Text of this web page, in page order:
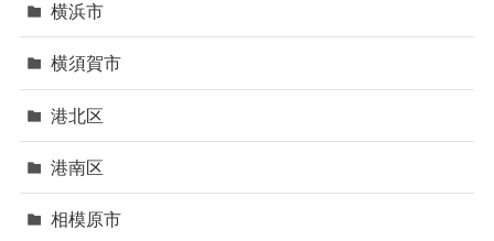
横浜市
横須賀市
港北区
港南区
相模原市